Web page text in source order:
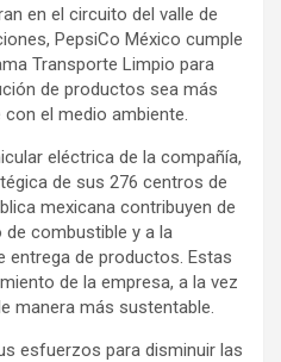
en el circuito del valle de
PepsiCo México cumple
Transporte Limpio para
de productos sea más
el medio ambiente.
eléctrica de la compañía,
de sus 276 centros de
mexicana contribuyen de
combustible y a la
entrega de productos. Estas
de la empresa, a la vez
manera más sustentable.
esfuerzos para disminuir las